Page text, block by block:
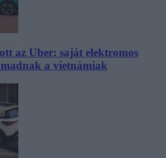
az Uber: saját elektromos
a vietnámiak